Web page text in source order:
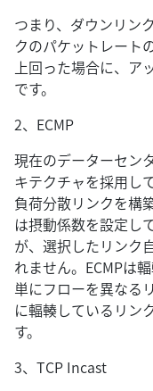
つまり、ダウンリン
クのパケットレート
上回った場合に、ア
です。
2、ECMP
現在のデーターセン
キテクチャを採用し
負荷分散リンクを構
は摂動係数を設定し
が、選択したリンク
れません。ECMPは
単にフローを異なる
に輻輳しているリン
す。
3、TCP Incast